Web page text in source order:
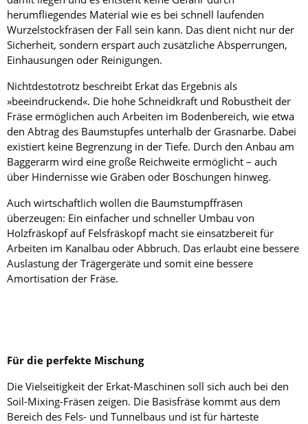
herumfliegendes Material wie es bei schnell laufenden
Wurzelstockfräsen der Fall sein kann. Das dient nicht nur der
Sicherheit, sondern erspart auch zusätzliche Absperrungen,
Einhausungen oder Reinigungen.
Nichtdestotrotz beschreibt Erkat das Ergebnis als
»beeindruckend«. Die hohe Schneidkraft und Robustheit der
Fräse ermöglichen auch Arbeiten im Bodenbereich, wie etwa
den Abtrag des Baumstupfes unterhalb der Grasnarbe. Dabei
existiert keine Begrenzung in der Tiefe. Durch den Anbau am
Baggerarm wird eine große Reichweite ermöglicht – auch
über Hindernisse wie Gräben oder Böschungen hinweg.
Auch wirtschaftlich wollen die Baumstumpffräsen
überzeugen: Ein einfacher und schneller Umbau von
Holzfräskopf auf Felsfräskopf macht sie einsatzbereit für
Arbeiten im Kanalbau oder Abbruch. Das erlaubt eine bessere
Auslastung der Trägergeräte und somit eine bessere
Amortisation der Fräse.
Für die perfekte Mischung
Die Vielseitigkeit der Erkat-Maschinen soll sich auch bei den
Soil-Mixing-Fräsen zeigen. Die Basisfräse kommt aus dem
Bereich des Fels- und Tunnelbaus und ist für härteste